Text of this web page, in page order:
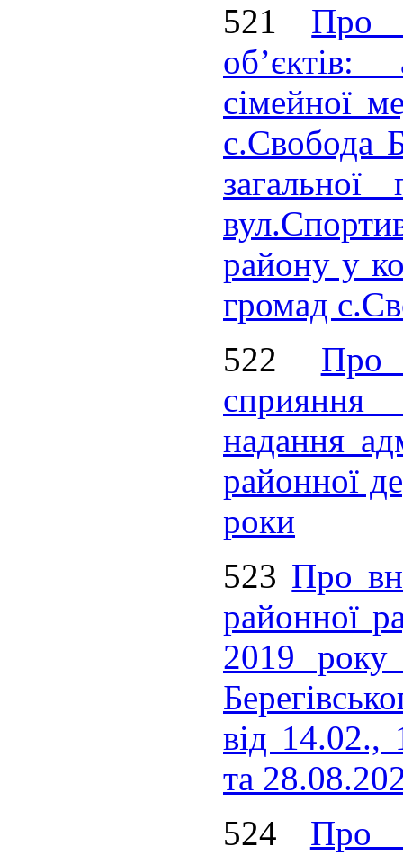
521 Про
об’єктів:
сімейної
с.Свобода
району у
громад
522 Про
надання
районної
роки
523 Про
районної
2019
від 14.02.,
та
524 Про